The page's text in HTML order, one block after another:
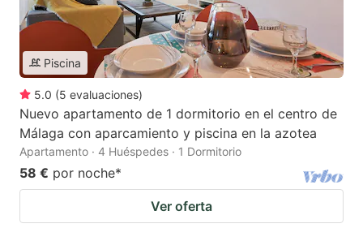
Piscina
5.0 (5 evaluaciones)
Nuevo apartamento de 1 dormitorio en el centro de
Málaga con aparcamiento y piscina en la azotea
Apartamento · 4 Huéspedes · 1 Dormitorio
58 € por noche*
Ver oferta